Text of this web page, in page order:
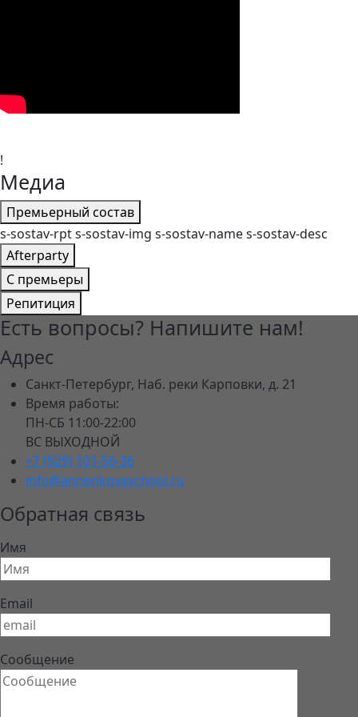
!
Медиа
Премьерный состав
s-sostav-rpt s-sostav-img s-sostav-name s-sostav-desc
Afterparty
C премьеры
Репитиция
Есть вопросы? Напишите нам!
Адрес
Санкт-Петербург, Наб. реки Карповки, д. 21
Время работы:
ПН-СБ 11:00-22:00
ВС ВЫХОДНОЙ
+7 (929) 101-56-36
info@annenkovaschool.ru
Обратная связь
Имя
Email
Сообщение